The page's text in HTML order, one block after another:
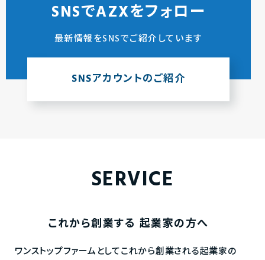
SNSでAZXをフォロー
最新情報をSNSでご紹介しています
SNSアカウントのご紹介
SERVICE
これから創業する 起業家の方へ
ワンストップファームとしてこれから創業される起業家の